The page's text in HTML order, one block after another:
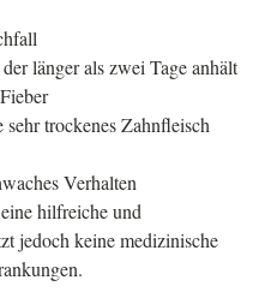
länger als zwei Tage anhält
trockenes Zahnfleisch
Verhalten
hilfreiche und
jedoch keine medizinische